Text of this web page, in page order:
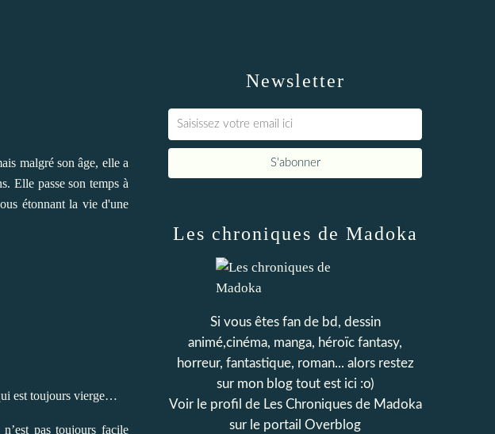
malgré son âge, elle a
Elle passe son temps à
étonnant la vie d'une
est toujours vierge…
pas toujours facile
Newsletter
Les chroniques de Madoka
Si vous êtes fan de bd, dessin
animé,cinéma, manga, héroïc fantasy,
horreur, fantastique, roman... alors restez
sur mon blog tout est ici :o)
Voir le profil de Les Chroniques de Madoka
sur le portail Overblog